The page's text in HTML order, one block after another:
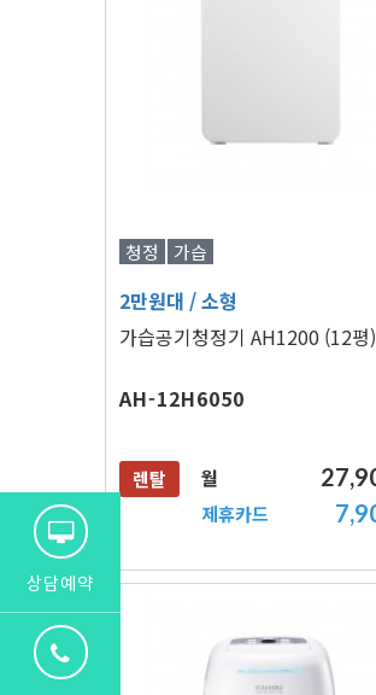
청정 가습
2만원대 / 소형
가습공기청정기 AH1200 (12평)
AH-12H6050
렌탈 월
제휴카드
상담예약